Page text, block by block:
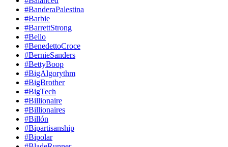
#BanderaPalestina
#Barbie
#BarrettStrong
#Bello
#BenedettoCroce
#BernieSanders
#BettyBoop
#BigAlgorythm
#BigBrother
#BigTech
#Billionaire
#Billionaires
#Billón
#Bipartisanship
#Bipolar